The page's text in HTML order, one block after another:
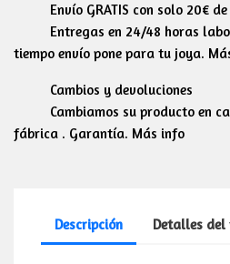
Envío GRATIS con solo 20€
Entregas en 24/48 horas
tiempo envío pone para tu joya.
Cambios y devoluciones
Cambiamos su producto en
fábrica . Garantía. Más info
Descripción Detalles